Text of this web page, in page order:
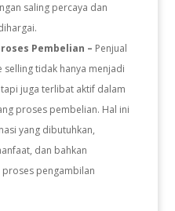
saling percaya dan
Pembelian – Penjual
tidak hanya menjadi
juga terlibat aktif dalam
proses pembelian. Hal ini
yang dibutuhkan,
dan bahkan
pengambilan